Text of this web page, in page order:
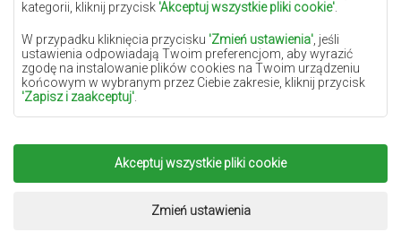
kategorii, kliknij przycisk 'Akceptuj wszystkie pliki cookie'
W przypadku kliknięcia przycisku 'Zmień ustawienia' , jeśli
ustawienia odpowiadają Twoim preferencjom, aby wyrazić
zgodę na instalowanie plików cookies na Twoim urządzeniu
końcowym w wybranym przez Ciebie zakresie, kliknij przycisk
'Zapisz i zaakceptuj'
osobowe, podstawą ich przetwarzania jest uzasadniony interes
administratora danych osobowych (DYWANYCHEMEX) lub
podmiotów trzecich w postaci zapewnienia wysokiej jakości
usług świadczonych w ramach naszej strony internetowej oraz
oraz jego Zaufanych Partnerów.
Akceptuj wszystkie pliki cookie
Zmień ustawienia
Dywany szare
Dywany terakota
Dywany zielone
Copyright 2022Dywany Chemex.Wszelkie prawa
Realizacja:www.dimax.pl